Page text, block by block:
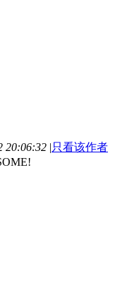
20:06:32 |只看该作者